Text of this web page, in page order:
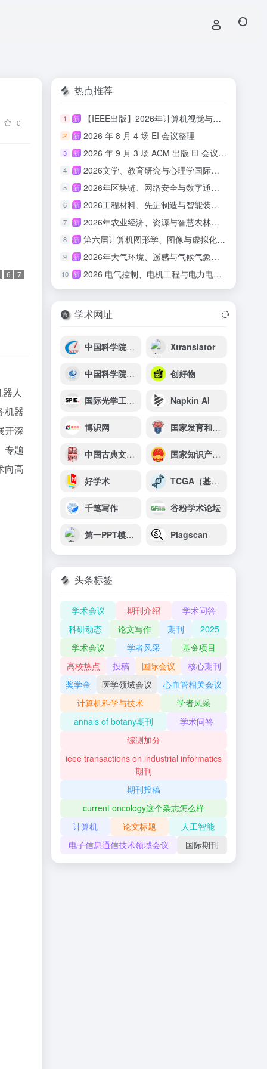
0
6 7
人
机器
开深
专题
向高
热点推荐
1 新 【IEEE出版】2026年计算机视觉与具身智能国际学术会议
2 新 2026 年 8 月 4 场 EI 会议整理
3 新 2026 年 9 月 3 场 ACM 出版 EI 会议汇总
4 新 2026文学、教育研究与心理学国际会议(ICLERP 2026)
5 新 2026年区块链、网络安全与数字通信国际会议（ICBCBC 2026）
6 新 2026工程材料、先进制造与智能装备国际会议（ICEMAMIE 2026）
7 新 2026年农业经济、资源与智慧农林国际学术会议（AERSAF 2026）
8 新 第六届计算机图形学、图像与虚拟化研究国际会议（ICCGIV 2026）
9 新 2026年大气环境、遥感与气候气象国际学术会议（AERSCM 2026）
10 新 2026 电气控制、电机工程与电力电子国际会议（ECEEPE 2026）
学术网址
中国科学院国家授时中心 Xtranslator
中国科学院长春应用化学研究所 创好物
国际光学工程学会（SPIE） Napkin AI
博识网 国家发育和功能人脑组织资源库
中国古典文献资源导航系统 国家知识产权局
好学术 TCGA（基因表达谱交互式分析）
千笔写作 谷粉学术论坛
第一PPT模板网 Plagscan
头条标签
学术会议 期刊介绍
学术问答
科研动态
论文写作 期刊
2025
学术会议
学者风采
基金项目
高校热点
投稿 国际会议
核心期刊
奖学金
医学领域会议
心血管相关会议
计算机科学与技术
学者风采
annals of botany期刊
学术问答
综测加分
ieee transactions on industrial informatics
期刊
期刊投稿
current oncology这个杂志怎么样
计算机
论文标题
人工智能
电子信息通信技术领域会议
国际期刊